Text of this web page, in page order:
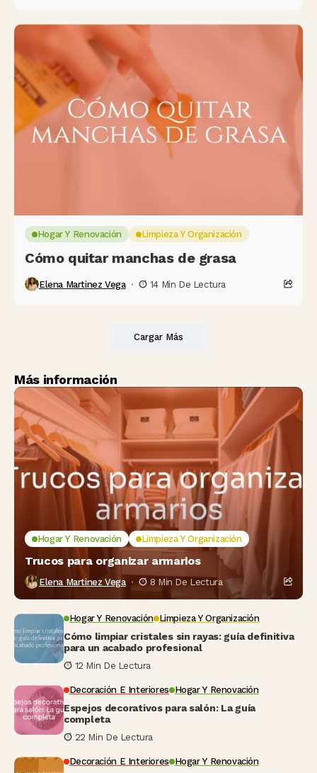
Hogar Y Renovación Limpieza Y Organización
Cómo quitar manchas de grasa
Elena Martinez Vega 14 Min De Lectura
Cargar Más
Más información
Hogar Y Renovación Limpieza Y Organización
Trucos para organizar armarios
Elena Martinez Vega 8 Min De Lectura
Hogar Y Renovación Limpieza Y Organización
Cómo limpiar cristales sin rayas: guía definitiva
para un acabado profesional
12 Min De Lectura
Decoración E Interiores Hogar Y Renovación
Espejos decorativos para salón: La guía
completa
22 Min De Lectura
Decoración E Interiores Hogar Y Renovación